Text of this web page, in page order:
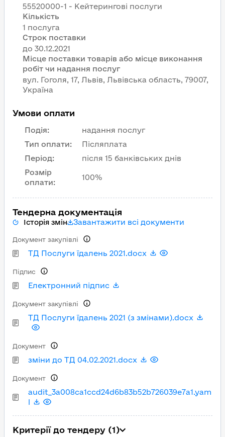
55520000-1 - Кейтерингові послуги
Кількість
1 послуга
Строк поставки
Місце поставки товарів або місце виконання
робіт чи надання послуг
вул. Гоголя, 17, Львів, Львівська область, 79007,
Україна
Умови оплати
Подія:
надання послуг
Тип оплати:
Післяплата
Період:
після 15 банківських днів
Розмір
оплати:
100%
Тендерна документація
Історія змін Завантажити всі документи
ТД Послуги їдалень 2021.docx
Документ закупівлі
Електронний підпис
Підпис
ТД Послуги їдалень 2021 (з змінами).docx
Документ закупівлі
зміни до ТД 04.02.2021.docx
Документ
audit_3a008ca1ccd24d6b83b52b726039e7a1.yam
l
Документ
Критерії до тендеру (1)